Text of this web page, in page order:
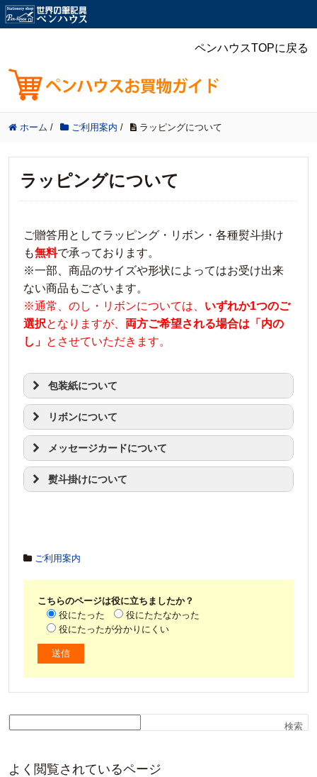
ペンハウスTOPに戻る
ホーム / ご利用案内 / ラッピングについて
ラッピングについて
ご贈答用としてラッピング・リボン・各種熨斗掛け
も無料で承っております。
※一部、商品のサイズや形状によってはお受け出来
ない商品もございます。
※通常、のし・リボンについては、 いずれか1つのご
選択となりますが、 両方ご希望される場合は「内の
し」 とさせていただきます。
包装紙について
※ご注意※
リボンについて
メッセージカードについて
熨斗掛けについて
ご利用案内
こちらのページは役に立ちましたか？
役にたった
役にたたなかった
役にたったが分かりにくい
検索
よく閲覧されているページ